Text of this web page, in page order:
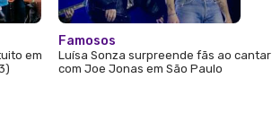
em
Famosos
Luísa Sonza surpreende fãs ao cantar
com Joe Jonas em São Paulo